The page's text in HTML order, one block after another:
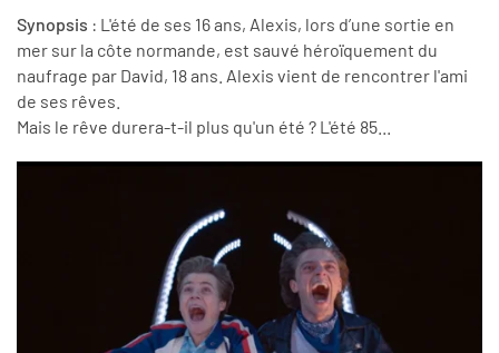
Synopsis : L'été de ses 16 ans, Alexis, lors d’une sortie en
mer sur la côte normande, est sauvé héroïquement du
naufrage par David, 18 ans. Alexis vient de rencontrer l'ami
de ses rêves.
Mais le rêve durera-t-il plus qu'un été ? L'été 85...